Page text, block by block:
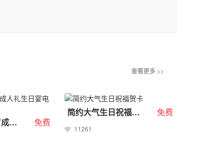
查看更多 >>
梦幻花园十八岁成人礼生日宴电子邀请函 免费
简约大气生日祝福贺卡 免费
11261